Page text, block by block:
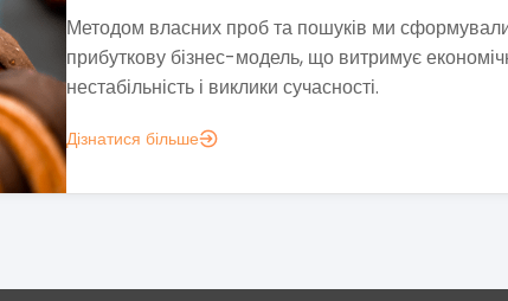
Влітку 2023 року «М`ясторія» оголосила про
старт продажу франшизи, а 11 листопада вже
презентувала перший заклад, відкритий спільно
Дізнатися більше